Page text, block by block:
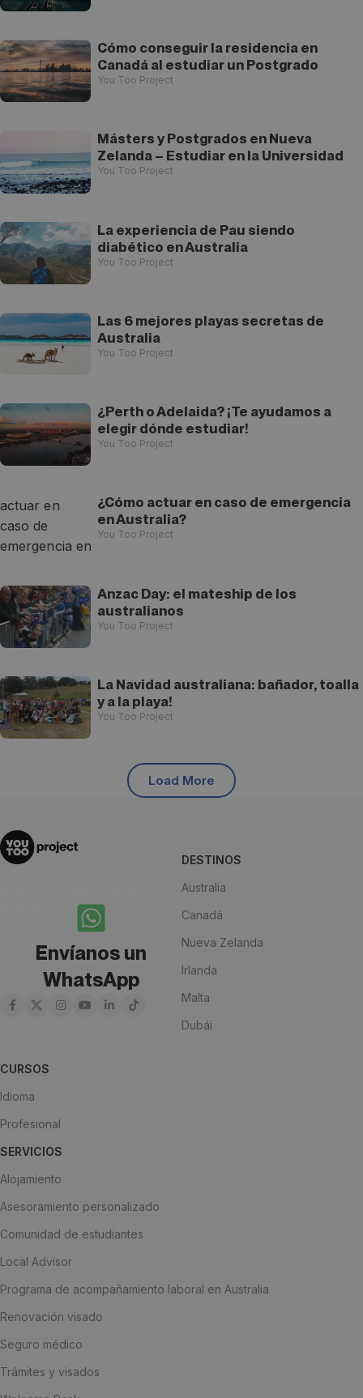
Cómo conseguir la residencia en
Canadá al estudiar un Postgrado
You Too Project
Másters y Postgrados en Nueva
Zelanda – Estudiar en la Universidad
You Too Project
La experiencia de Pau siendo
diabético en Australia
You Too Project
Las 6 mejores playas secretas de
Australia
You Too Project
¿Perth o Adelaida? ¡Te ayudamos a
elegir dónde estudiar!
You Too Project
¿Cómo actuar en caso de emergencia
en Australia?
You Too Project
Anzac Day: el mateship de los
australianos
You Too Project
La Navidad australiana: bañador, toalla
y a la playa!
You Too Project
Load More
¡Anímate y escríbenos!
Envíanos un
WhatsApp
DESTINOS
Australia
Canadá
Nueva Zelanda
Irlanda
Malta
Dubái
CURSOS
Idioma
Profesional
SERVICIOS
Alojamiento
Asesoramiento personalizado
Comunidad de estudiantes
Local Advisor
Programa de acompañamiento laboral en Australia
Renovación visado
Seguro médico
Trámites y visados